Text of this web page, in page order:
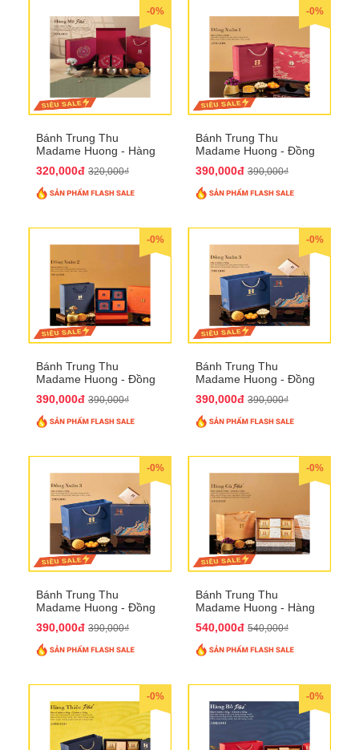
-0%
Bánh Trung Thu
Madame Huong - Hàng
320,000đ 320,000₫
-0%
Bánh Trung Thu
Madame Huong - Đồng
390,000đ 390,000₫
-0%
Bánh Trung Thu
Madame Huong - Đồng
390,000đ 390,000₫
-0%
Bánh Trung Thu
Madame Huong - Đồng
390,000đ 390,000₫
-0%
Bánh Trung Thu
Madame Huong - Đồng
390,000đ 390,000₫
-0%
Bánh Trung Thu
Madame Huong - Hàng
540,000đ 540,000₫
-0% -0%